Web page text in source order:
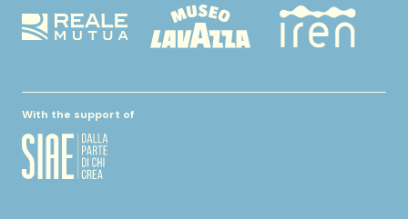
With the support of